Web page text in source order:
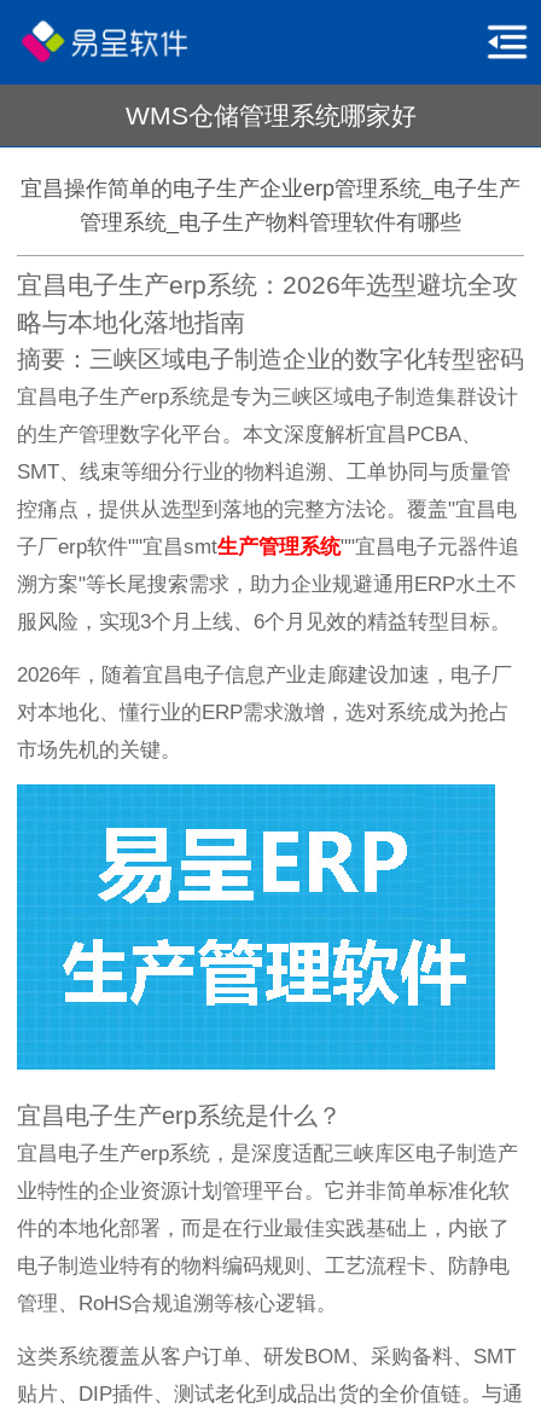
WMS仓储管理系统哪家好
宜昌操作简单的电子生产企业erp管理系统_电子生产
管理系统_电子生产物料管理软件有哪些
宜昌电子生产erp系统：2026年选型避坑全攻
略与本地化落地指南
摘要：三峡区域电子制造企业的数字化转型密码
宜昌电子生产erp系统是专为三峡区域电子制造集群设计
的生产管理数字化平台。本文深度解析宜昌PCBA、
SMT、线束等细分行业的物料追溯、工单协同与质量管
控痛点，提供从选型到落地的完整方法论。覆盖"宜昌电
子厂erp软件""宜昌smt生产管理系统""宜昌电子元器件追
溯方案"等长尾搜索需求，助力企业规避通用ERP水土不
服风险，实现3个月上线、6个月见效的精益转型目标。
2026年，随着宜昌电子信息产业走廊建设加速，电子厂
对本地化、懂行业的ERP需求激增，选对系统成为抢占
市场先机的关键。
宜昌电子生产erp系统是什么？
宜昌电子生产erp系统，是深度适配三峡库区电子制造产
业特性的企业资源计划管理平台。它并非简单标准化软
件的本地化部署，而是在行业最佳实践基础上，内嵌了
电子制造业特有的物料编码规则、工艺流程卡、防静电
管理、RoHS合规追溯等核心逻辑。
这类系统覆盖从客户订单、研发BOM、采购备料、SMT
贴片、DIP插件、测试老化到成品出货的全价值链。与通